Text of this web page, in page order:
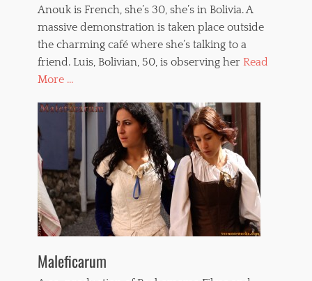
Anouk is French, she’s 30, she’s in Bolivia. A
massive demonstration is taken place outside
the charming café where she’s talking to a
friend. Luis, Bolivian, 50, is observing her Read
More ...
Maleficarum